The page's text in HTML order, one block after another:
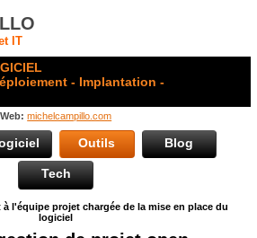
IT
- Implantation -
Web: michelcampillo.com
Outils Blog
Tech
l'équipe projet chargée de la mise en place du
logiciel